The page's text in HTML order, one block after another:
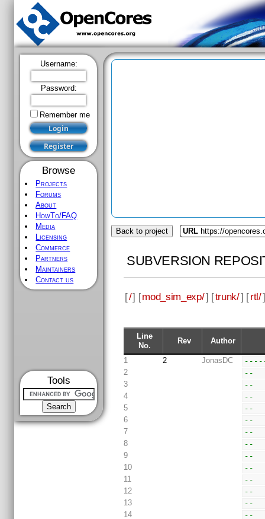
Username:
Password:
Remember me
Browse
Projects
Forums
About
HowTo/FAQ
Media
Licensing
Commerce
Partners
Maintainers
Contact us
Tools
Back to project URL https://
SUBVERSION
[/] [mod_sim_exp/] [trunk/] [rtl/
Line
No.
Rev Author
1 2 JonasDC
2
--
3
--
4
--
5
--
6
--
7
--
8
--
9
--
10
--
11
--
12
--
13
--
14
--